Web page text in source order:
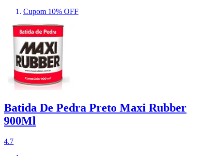
Cupom 10% OFF
Batida De Pedra Preto Maxi Rubber
900Ml
4.7